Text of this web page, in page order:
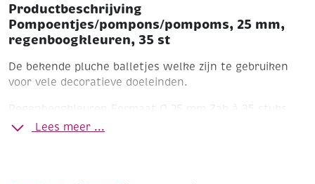
Productbeschrijving
Pompoentjes/pompons/pompoms, 25 mm,
regenboogkleuren, 35 st
De bekende pluche balletjes welke zijn te gebruiken
voor vele decoratieve doeleinden.
Regenboogkleuren Formaat Ø 25 mm
Zak à 35 stuks
Lees meer ...